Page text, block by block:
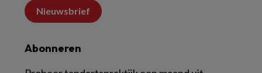
Nieuwsbrief
Abonneren